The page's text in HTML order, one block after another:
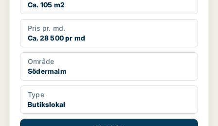
Ca. 105 m2
Pris pr. md.
Ca. 28 500 pr md
Område
Södermalm
Type
Butikslokal